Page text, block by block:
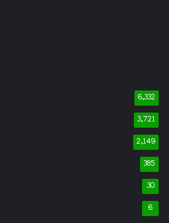
6,332
3,721
2,149
385
30
6